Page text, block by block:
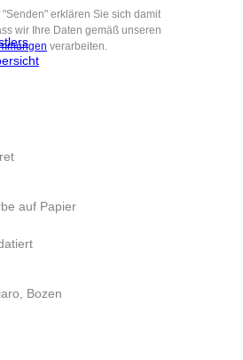
"Senden" erklären Sie sich damit
wir Ihre Daten gemäß unseren
verarbeiten.
auf Papier
Bozen